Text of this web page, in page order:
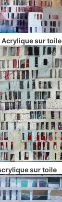
sur toile
sur toile